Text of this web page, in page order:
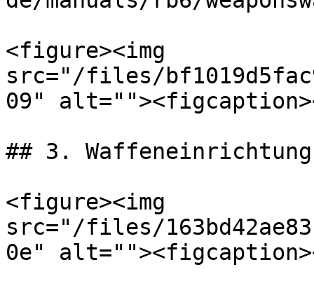
<figure><img
src="/files/
09"
## 3. Waffeneinrichtung
<figure><img
src="/files/
0e"